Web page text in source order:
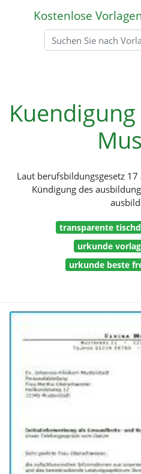
Kostenlose
Laut berufsbildungsgesetz
Kündigung des
transparente
urkunde
urkunde beste